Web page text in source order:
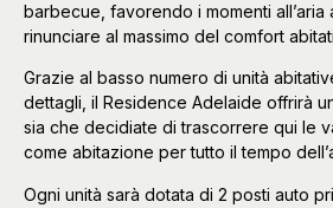
barbecue, favorendo i momenti all’aria
rinunciare al massimo del comfort
Grazie al basso numero di unità
dettagli, il Residence Adelaide offrirà
sia che decidiate di trascorrere qui le
come abitazione per tutto il tempo
Ogni unità sarà dotata di 2 posti auto